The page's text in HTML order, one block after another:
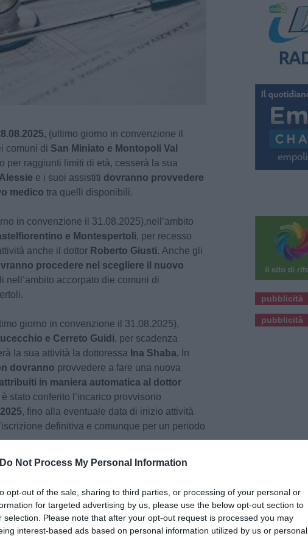
Do Not Process My Personal Information
opt-out of the sale, sharing to third parties, or processing of your personal or
for targeted advertising by us, please use the below opt-out section to
selection. Please note that after your opt-out request is processed you may
interest-based ads based on personal information utilized by us or personal
(ultimo giorno in convenzione il
comuni di San Miniato e Montopoli Val
per raggiunti limiti di età, cesserà la sua
e i suoi assistiti dovranno provvedere
medico tra quelli disponibili.
in convenzione il 31.08.2025),nell’ambito
e Montespertoli, per recesso
anche il dottor Roberto Giusti. Anche gli
procedere nel scegliere il nuovo
nell’ambito accorpato die comuni di
giorno in convenzione il 31.08.2025),
e Cerreto Guidi, per scadenza
la sua attività la dottoressa Ina Shaba. In
dovranno provvedere a fare una nuova
in maniera automatica al dottor
stato conferito l’incarico provvisorio
, fino alla eventuale data di inizio attività
definitiva e comunque per un periodo
Famiglia
agli sportelli dei distretti di riferimento
scelta del medico:
pubblicità
pubblicità